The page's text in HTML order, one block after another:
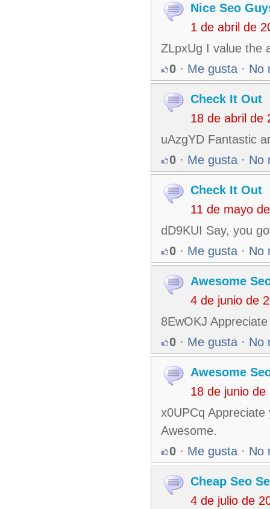
Nice Seo
1 de abril de
ZLpxUg I value the
0 · Me gusta · No
Check It Out
18 de abril de
uAzgYD Fantastic
0 · Me gusta · No
Check It Out
11 de mayo
dD9KUI Say, you
0 · Me gusta · No
Awesome
4 de junio de
8EwOKJ
0 · Me gusta · No
Awesome
18 de junio
x0UPCq
Awesome.
0 · Me gusta · No
Cheap Seo
4 de julio de